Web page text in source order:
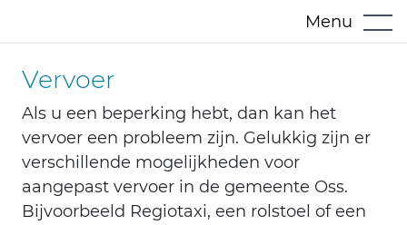
Menu
Vervoer
Als u een beperking hebt, dan kan het
vervoer een probleem zijn. Gelukkig zijn er
verschillende mogelijkheden voor
aangepast vervoer in de gemeente Oss.
Bijvoorbeeld Regiotaxi, een rolstoel of een